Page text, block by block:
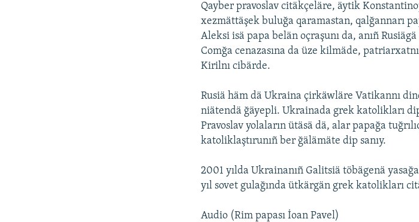
Qayber pravoslav citäkçeläre, äytik
xezmättäşek buluğa qaramastan, qalğannarı
Aleksi isä papa belän oçraşunı da, anıñ
Comğa cenazasına da üze kilmäde,
Kirilnı cibärde.
Rusiä häm dä Ukraina çirkäwläre Vatikannı
niätendä ğäyepli. Ukrainada grek katolikları
Pravoslav yolaların ütäsä dä, alar papağa
katoliklaştırunıñ ber ğälämäte dip sanıy.
2001 yılda Ukrainanıñ Galitsiä töbägenä
yıl sovet gulağında ütkärgän grek katolikları
Audio (Rim papası İoan Pavel)